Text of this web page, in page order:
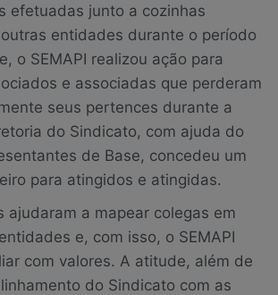
efetuadas junto a cozinhas
entidades durante o período
o SEMAPI realizou ação para
e associadas que perderam
seus pertences durante a
do Sindicato, com ajuda do
de Base, concedeu um
para atingidos e atingidas.
ajudaram a mapear colegas em
e, com isso, o SEMAPI
com valores. A atitude, além de
do Sindicato com as